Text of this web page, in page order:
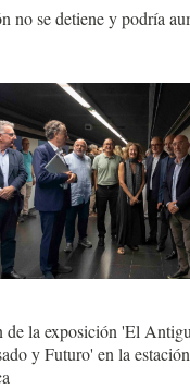
no se detiene y podría
de la exposición 'El
y Futuro' en la